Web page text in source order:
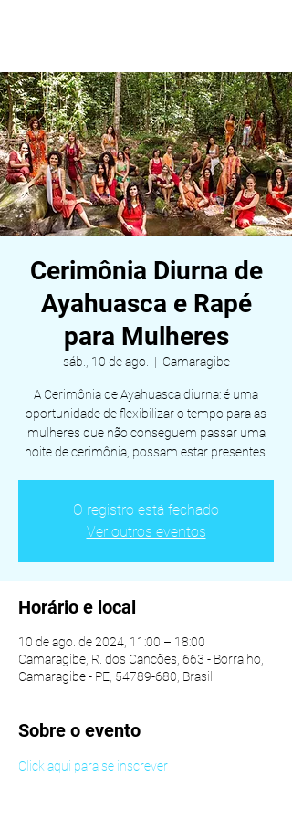
Cerimônia Diurna de
Ayahuasca e Rapé
para Mulheres
sáb., 10 de ago.
  |
Camaragibe
A Cerimônia de Ayahuasca diurna: é uma
oportunidade de flexibilizar o tempo para as
mulheres que não conseguem passar uma
noite de cerimônia, possam estar presentes.
O registro está fechado
Ver outros eventos
Horário e local
10 de ago. de 2024, 11:00 – 18:00
Camaragibe, R. dos Cancões, 663 - Borralho,
Camaragibe - PE, 54789-680, Brasil
Sobre o evento
Click aqui para se inscrever